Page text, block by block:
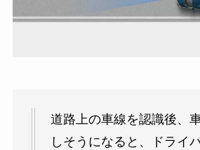
道路上の車線を認識後、
しそうになると、ドライ